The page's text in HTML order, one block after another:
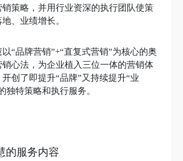
销策略，并用行业资深的执行团队使策
、业绩增长。
以“品牌营销”+“直复式营销”为核心的奥
销心法，为企业植入三位一体的营销体
开创了即提升“品牌”又持续提升“业
独特策略和执行服务。
的服务内容